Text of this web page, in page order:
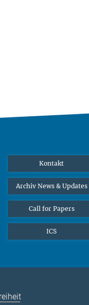
Kontakt
Archiv News & Updates
Call for Papers
ICS